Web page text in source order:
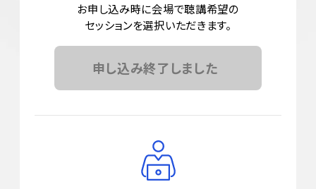
お申し込み時に会場で聴講希望の
セッションを選択いただきます。
申し込み終了しました